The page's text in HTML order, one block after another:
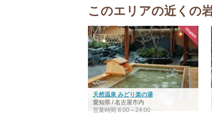
このエリアの近くの
天然温泉 みどり楽の湯
愛知県 / 名古屋市内
営業時間 8:00～24:00